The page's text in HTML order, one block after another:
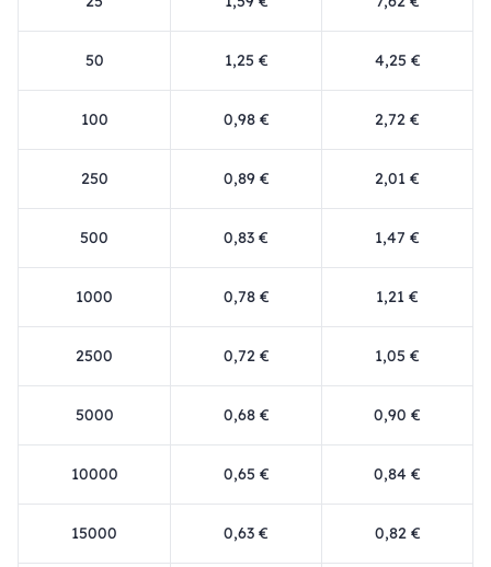
50 1,25 € 4,25 €
100 0,98 € 2,72 €
250 0,89 € 2,01 €
500 0,83 € 1,47 €
1000 0,78 € 1,21 €
2500 0,72 € 1,05 €
5000 0,68 € 0,90 €
10000 0,65 € 0,84 €
15000 0,63 € 0,82 €